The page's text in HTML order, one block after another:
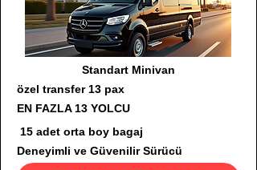
Standart Minivan
özel transfer 13 pax
EN FAZLA 13 YOLCU
15 adet orta boy bagaj
Deneyimli ve Güvenilir Sürücü